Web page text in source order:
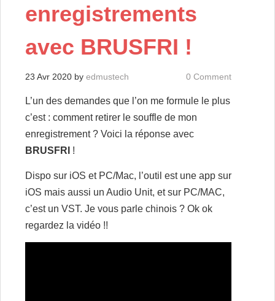
enregistrements
avec BRUSFRI !
23 Avr 2020 by edmustech 0 Comment
L’un des demandes que l’on me formule le plus
c’est : comment retirer le souffle de mon
enregistrement ? Voici la réponse avec
BRUSFRI !
Dispo sur iOS et PC/Mac, l’outil est une app sur
iOS mais aussi un Audio Unit, et sur PC/MAC,
c’est un VST. Je vous parle chinois ? Ok ok
regardez la vidéo !!